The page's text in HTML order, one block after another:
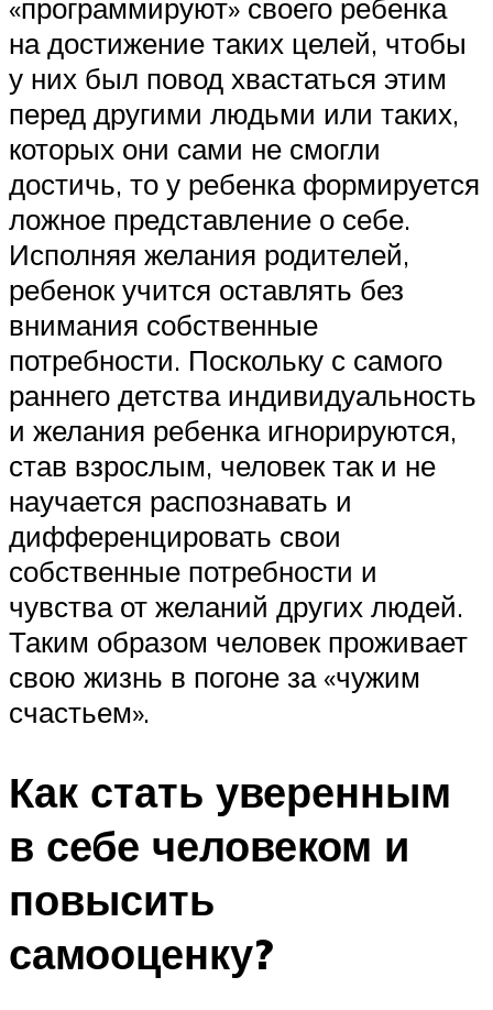
«программируют» своего ребенка
на достижение таких целей, чтобы
у них был повод хвастаться этим
перед другими людьми или таких,
которых они сами не смогли
достичь, то у ребенка формируется
ложное представление о себе.
Исполняя желания родителей,
ребенок учится оставлять без
внимания собственные
потребности. Поскольку с самого
раннего детства индивидуальность
и желания ребенка игнорируются,
став взрослым, человек так и не
научается распознавать и
дифференцировать свои
собственные потребности и
чувства от желаний других людей.
Таким образом человек проживает
свою жизнь в погоне за «чужим
счастьем».
Как стать уверенным
в себе человеком и
повысить
самооценку?